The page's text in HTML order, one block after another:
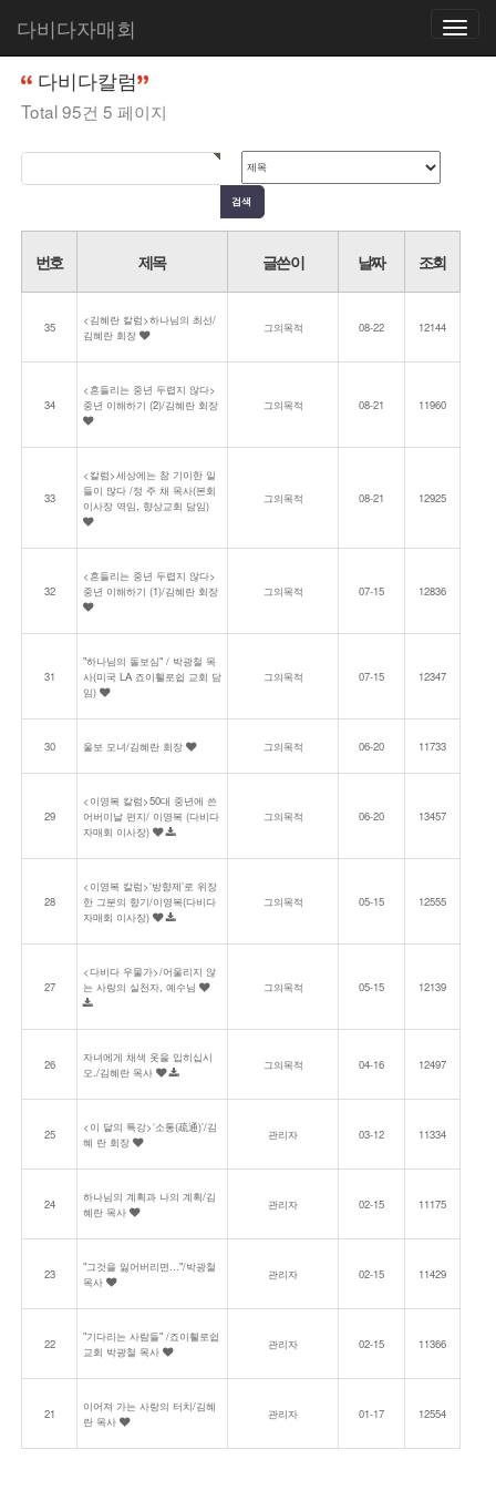
Toggle
다비다자매회
홈 커뮤니티
다비다칼럼
Total 95건 5 페이지
번호 제목 글쓴이 날짜 조회
35
<김혜란 칼럼>하나님의 최선/
김혜란 회장
그의목적 08-22 12144
34
<흔들리는 중년 두렵지 않다>
중년 이해하기 (2)/김혜란 회장
그의목적 08-21 11960
33
<칼럼>세상에는 참 기이한 일
들이 많다 /정 주 채 목사(본회
이사장 역임, 향상교회 담임)
그의목적 08-21 12925
32
<흔들리는 중년 두렵지 않다>
중년 이해하기 (1)/김혜란 회장
그의목적 07-15 12836
31
"하나님의 돌보심" / 박광철 목
사(미국 LA 죠이휄로쉽 교회 담
임)
그의목적 07-15 12347
30 울보 모녀/김혜란 회장 그의목적 06-20 11733
29
<이영복 칼럼>50대 중년에 쓴
어버이날 편지/ 이영복 (다비다
자매회 이사장)
그의목적 06-20 13457
28
<이영복 칼럼>‘방향제’로 위장
한 그분의 향기/이영복(다비다
자매회 이사장)
그의목적 05-15 12555
27
<다비다 우물가>/어울리지 않
는 사랑의 실천자, 예수님
그의목적 05-15 12139
26
자녀에게 채색 옷을 입히십시
오./김혜란 목사
그의목적 04-16 12497
25
<이 달의 특강>‘소통(疏通)’/김
혜 란 회장
관리자 03-12 11334
24
하나님의 계획과 나의 계획/김
혜란 목사
관리자 02-15 11175
23
"그것을 잃어버리면..."/박광철
목사
관리자 02-15 11429
22
"기다리는 사람들" /죠이휄로쉽
교회 박광철 목사
관리자 02-15 11366
21
이어져 가는 사랑의 터치/김혜
란 목사
관리자 01-17 12554